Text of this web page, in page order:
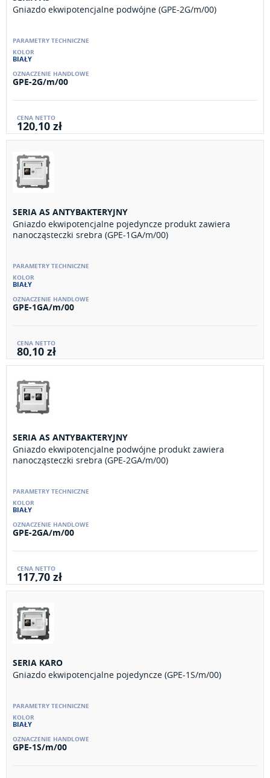
Gniazdo ekwipotencjalne podwójne (GPE-2G/m/00)
BIAŁY
GPE-2G/m/00
120,10 zł
SERIA AS ANTYBAKTERYJNY
Gniazdo ekwipotencjalne pojedyncze produkt zawiera
nanocząsteczki srebra (GPE-1GA/m/00)
BIAŁY
GPE-1GA/m/00
80,10 zł
SERIA AS ANTYBAKTERYJNY
Gniazdo ekwipotencjalne podwójne produkt zawiera
nanocząsteczki srebra (GPE-2GA/m/00)
BIAŁY
GPE-2GA/m/00
117,70 zł
SERIA KARO
Gniazdo ekwipotencjalne pojedyncze (GPE-1S/m/00)
BIAŁY
GPE-1S/m/00